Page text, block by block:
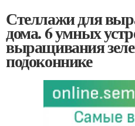
Стеллажи для
дома. 6 умных
выращивания
подоконнике